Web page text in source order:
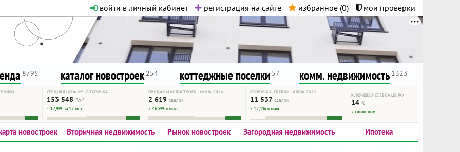
войти в личный кабинет регистрация на сайте избранное (0) мои проверки
Никакого шок-контента.
как он помогает вам. Удачи!
8795 каталог новостроек 254 коттеджные поселки 57 комм. недвижимость 1323
СРЕДНЯЯ ЦЕНА М² · ВТОРИЧКА
153 548 ₽/м²
↑ 17,9% за 12 мес.
ПРОДАЖИ НОВОСТРОЕК · ИЮНЬ 2026
2 619 сделок
↑ 46,9% к маю
ВТОРИЧКА, СДЕЛКИ · ИЮНЬ 2026
11 537 сделок
↑ 12,1% к маю
КЛЮЧЕВАЯ СТАВКА ЦБ РФ
14%
↓ снижение
новостроек Вторичная недвижимость Рынок новостроек Загородная недвижимость Ипотека